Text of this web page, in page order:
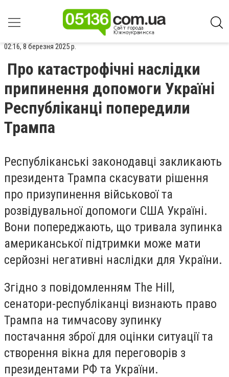
02:16, 8 березня 2025 р.
Про катастрофічні наслідки
припинення допомоги Україні
Республіканці попередили
Трампа
Республіканські законодавці закликають
президента Трампа скасувати рішення
про призупинення військової та
розвідувальної допомоги США Україні.
Вони попереджають, що тривала зупинка
американської підтримки може мати
серйозні негативні наслідки для України.
Згідно з повідомленням The Hill,
сенатори-республіканці визнають право
Трампа на тимчасову зупинку
постачання зброї для оцінки ситуації та
створення вікна для переговорів з
президентами РФ та України.